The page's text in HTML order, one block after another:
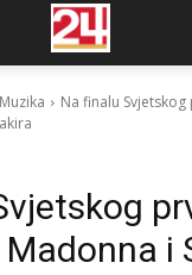
Muzika
Na finalu Svjetskog
i